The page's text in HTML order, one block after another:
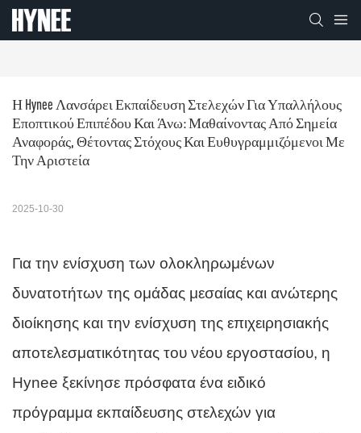
Η Hynee Λανσάρει Εκπαίδευση Στελεχών Για Υπαλλήλους
Εποπτικού Επιπέδου Και Άνω: Μαθαίνοντας Από Σημεία
Αναφοράς, Θέτοντας Στόχους Και Ευθυγραμμιζόμενοι Με
Την Αριστεία
2025-10-30
Για την ενίσχυση των ολοκληρωμένων
δυνατοτήτων της ομάδας μεσαίας και ανώτερης
διοίκησης και την ενίσχυση της επιχειρησιακής
αποτελεσματικότητας του νέου εργοστασίου, η
Hynee ξεκίνησε πρόσφατα ένα ειδικό
πρόγραμμα εκπαίδευσης στελεχών για